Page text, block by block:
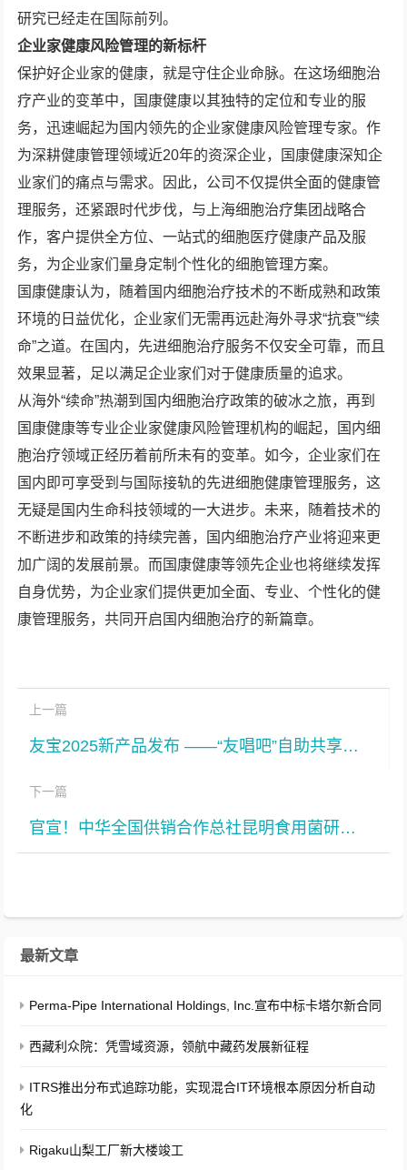
研究已经走在国际前列。
企业家健康风险管理的新标杆
保护好企业家的健康，就是守住企业命脉。在这场细胞治
疗产业的变革中，国康健康以其独特的定位和专业的服
务，迅速崛起为国内领先的企业家健康风险管理专家。作
为深耕健康管理领域近20年的资深企业，国康健康深知企
业家们的痛点与需求。因此，公司不仅提供全面的健康管
理服务，还紧跟时代步伐，与上海细胞治疗集团战略合
作，客户提供全方位、一站式的细胞医疗健康产品及服
务，为企业家们量身定制个性化的细胞管理方案。
国康健康认为，随着国内细胞治疗技术的不断成熟和政策
环境的日益优化，企业家们无需再远赴海外寻求“抗衰”“续
命”之道。在国内，先进细胞治疗服务不仅安全可靠，而且
效果显著，足以满足企业家们对于健康质量的追求。
从海外“续命”热潮到国内细胞治疗政策的破冰之旅，再到
国康健康等专业企业家健康风险管理机构的崛起，国内细
胞治疗领域正经历着前所未有的变革。如今，企业家们在
国内即可享受到与国际接轨的先进细胞健康管理服务，这
无疑是国内生命科技领域的一大进步。未来，随着技术的
不断进步和政策的持续完善，国内细胞治疗产业将迎来更
加广阔的发展前景。而国康健康等领先企业也将继续发挥
自身优势，为企业家们提供更加全面、专业、个性化的健
康管理服务，共同开启国内细胞治疗的新篇章。
上一篇
友宝2025新产品发布 ——“友唱吧”自助共享娱乐空间，引领社区场景家庭聚会新风尚
下一篇
官宣！中华全国供销合作总社昆明食用菌研究所与中酱江苏酿造有限公司战略合作暨授牌仪式即将开启！
最新文章
Perma-Pipe International Holdings, Inc.宣布中标卡塔尔新合同
西藏利众院：凭雪域资源，领航中藏药发展新征程
ITRS推出分布式追踪功能，实现混合IT环境根本原因分析自动
化
Rigaku山梨工厂新大楼竣工